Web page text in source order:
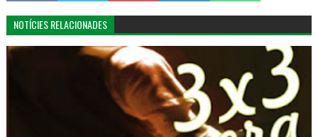
NOTÍCIES RELACIONADES